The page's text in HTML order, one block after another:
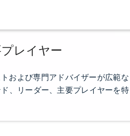
レイヤー
および専門アドバイザーが広範な
、リーダー、主要プレイヤーを特